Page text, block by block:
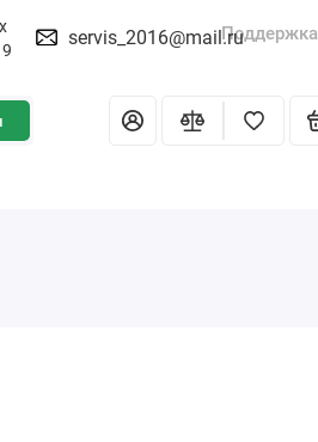
servis_2016@mail.ruПоддержка